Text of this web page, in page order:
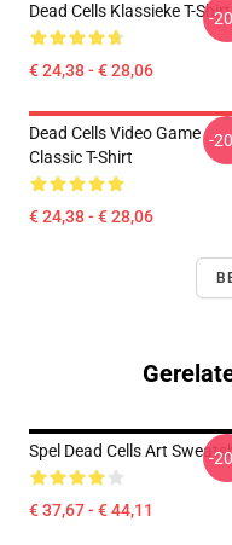
Dead Cells Klassieke T-Shirt
€ 24,38 - € 28,06
-
Dead Cells Video Game
Classic T-Shirt
€ 24,38 - € 28,06
-
Spel Dead Cells Art
€ 37,67 - € 44,11
-